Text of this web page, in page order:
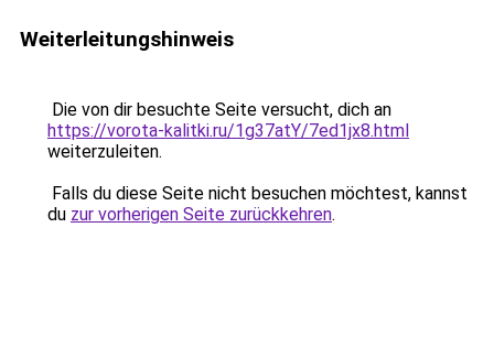
Weiterleitungshinweis
Die von dir besuchte Seite versucht, dich an
https://vorota-kalitki.ru/1g37atY/7ed1jx8.html
weiterzuleiten.
Falls du diese Seite nicht besuchen möchtest, kannst
du zur vorherigen Seite zurückkehren.